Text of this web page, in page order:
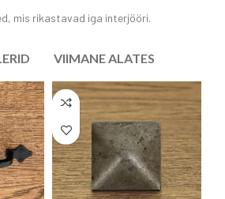
mis rikastavad iga interjööri.
VIIMANE ALATES